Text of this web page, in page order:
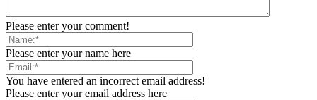
Please enter your comment!
Please enter your name here
You have entered an incorrect email address!
Please enter your email address here